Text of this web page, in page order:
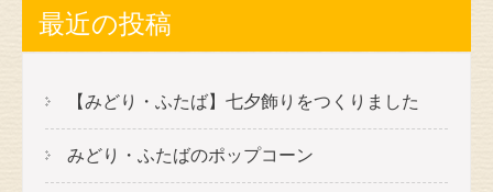
最近の投稿
【みどり・ふたば】七夕飾りをつくりました
みどり・ふたばのポップコーン